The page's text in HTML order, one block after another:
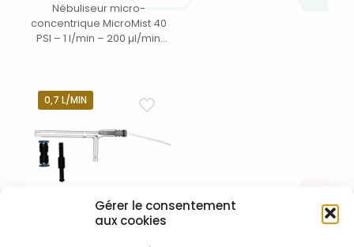
Gérer le consentement
aux cookies
Nébuliseur micro-
concentrique MicroMist 40
PSI – 1 l/min – 200 µl/min
connecteur rapide argon
EL-1
0,7 L/MIN
003-001-045 – Nébuliseur